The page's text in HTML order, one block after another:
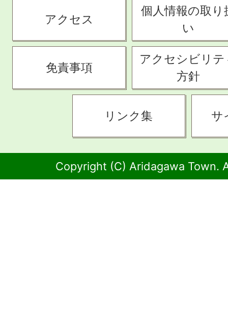
アクセス
個人情報の取り
い
免責事項
アクセシビリテ
方針
リンク集 サ
Copyright (C) Aridagawa Town.